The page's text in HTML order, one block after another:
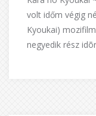
volt időm végig
Kyoukai)
negyedik rész